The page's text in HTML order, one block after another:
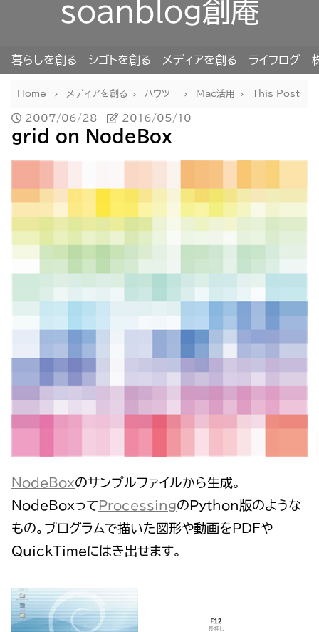
soanblog創庵
暮らしを創る シゴトを創る メディアを創る ライフログ
Home メディアを創る ハウツー Mac活用 This Post
2007/06/28 2016/05/10
grid on NodeBox
NodeBoxのサンプルファイルから生成。
NodeBoxって ProcessingのPython版のような
もの。プログラムで描いた図形や動画をPDFや
QuickTimeにはき出せます。